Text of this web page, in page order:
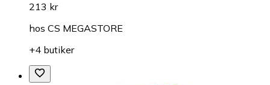
213 kr
hos CS MEGASTORE
+4 butiker